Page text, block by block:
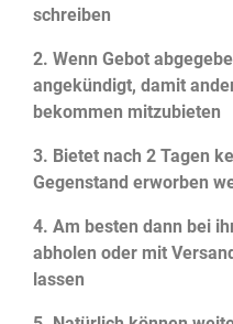
schreiben
2. Wenn Gebot
angekündigt, damit
bekommen mitzubieten
3. Bietet nach 2 Tagen
Gegenstand erworben
4. Am besten dann bei
abholen oder mit
lassen